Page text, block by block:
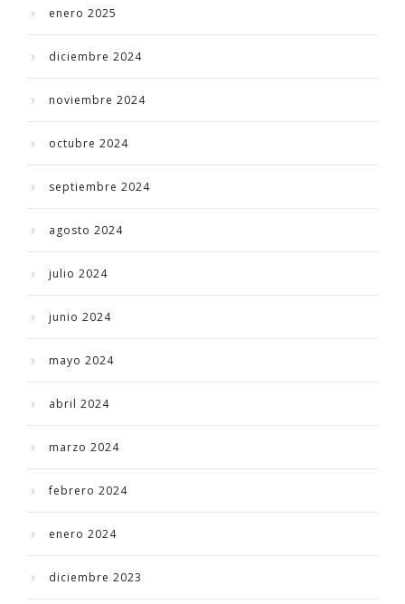
enero 2025
diciembre 2024
noviembre 2024
octubre 2024
septiembre 2024
agosto 2024
julio 2024
junio 2024
mayo 2024
abril 2024
marzo 2024
febrero 2024
enero 2024
diciembre 2023